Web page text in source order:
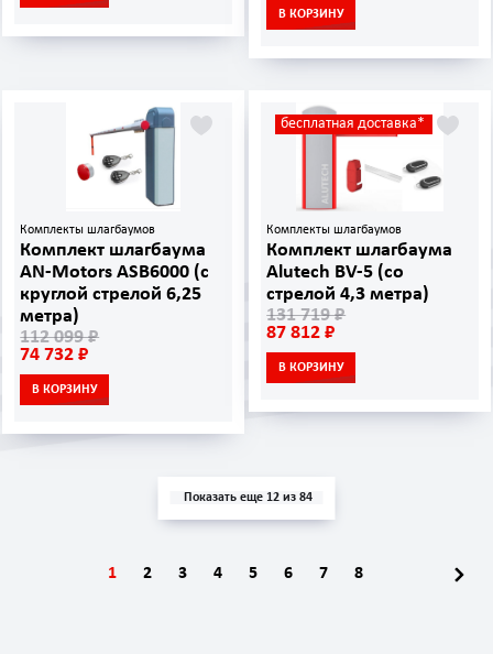
В КОРЗИНУ
Комплекты шлагбаумов
Комплект шлагбаума
AN-Motors ASB6000 (с
круглой стрелой 6,25
метра)
112 099 ₽
74 732 ₽
В КОРЗИНУ
бесплатная доставка*
Комплекты шлагбаумов
Комплект шлагбаума
Alutech BV-5 (со
стрелой 4,3 метра)
131 719 ₽
87 812 ₽
В КОРЗИНУ
Показать еще 12 из 84
1 2 3 4 5 6 7 8